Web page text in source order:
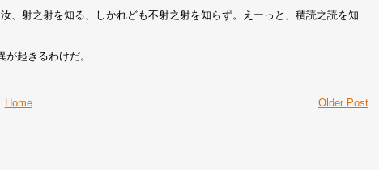
、射之射を知る、しかれども不射之射を知らず。えーっと、積読之読を知
起きるわけだ。
Older Post
Home